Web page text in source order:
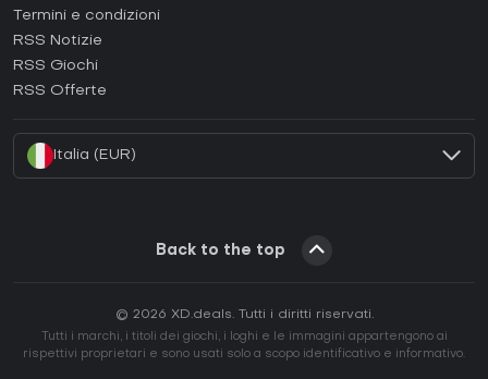
Come attivare una GOG CD Key?
Come attivare una Ubisoft Connect CD Key?
Termini e condizioni
RSS Notizie
RSS Giochi
RSS Offerte
Italia (EUR)
Back to the top
© 2026 XD.deals. Tutti i diritti riservati.
Tutti i marchi, i titoli dei giochi, i loghi e le immagini appartengono ai
rispettivi proprietari e sono usati solo a scopo identificativo e informativo.